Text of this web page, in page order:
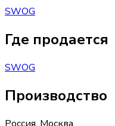
SWOG
Где продается
SWOG
Производство
Россия, Москва